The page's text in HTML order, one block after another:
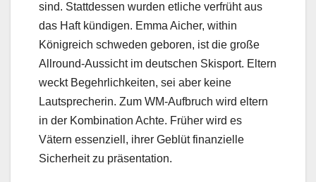
sind. Stattdessen wurden etliche verfrüht aus
das Haft kündigen. Emma Aicher, within
Königreich schweden geboren, ist die große
Allround-Aussicht im deutschen Skisport. Eltern
weckt Begehrlichkeiten, sei aber keine
Lautsprecherin. Zum WM-Aufbruch wird eltern
in der Kombination Achte. Früher wird es
Vätern essenziell, ihrer Geblüt finanzielle
Sicherheit zu präsentation.